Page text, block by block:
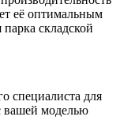
её оптимальным
складской
специалиста для
вашей моделью